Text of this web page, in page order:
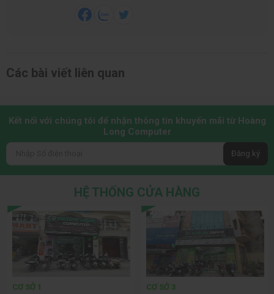
Các bài viết liên quan
Kết nối với chúng tôi để nhận thông tin khuyến mãi từ Hoàng
Long Computer
Đăng ký
HỆ THỐNG CỬA HÀNG
CƠ SỞ 1 CƠ SỞ 3